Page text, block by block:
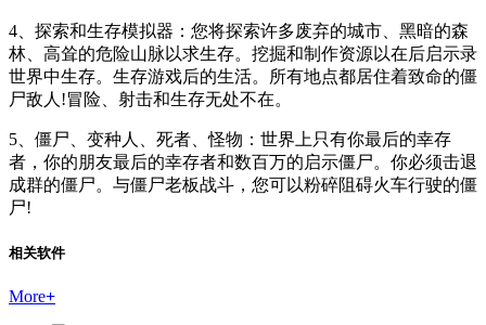
4、探索和生存模拟器：您将探索许多废弃的城市、黑暗的森
林、高耸的危险山脉以求生存。挖掘和制作资源以在后启示录
世界中生存。生存游戏后的生活。所有地点都居住着致命的僵
尸敌人!冒险、射击和生存无处不在。
5、僵尸、变种人、死者、怪物：世界上只有你最后的幸存
者，你的朋友最后的幸存者和数百万的启示僵尸。你必须击退
成群的僵尸。与僵尸老板战斗，您可以粉碎阻碍火车行驶的僵
尸!
相关软件
More+